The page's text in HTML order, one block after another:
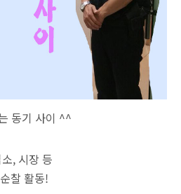
동기 사이 ^^
, 시장 등
찰 활동!